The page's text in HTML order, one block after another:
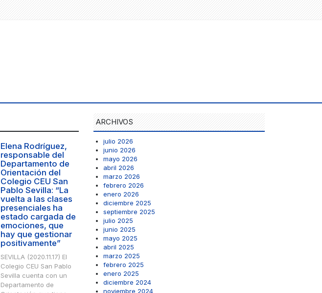
Elena Rodríguez,
responsable del
Departamento de
Orientación del
Colegio CEU San
Pablo Sevilla: “La
vuelta a las clases
presenciales ha
estado cargada de
emociones, que
hay que gestionar
positivamente”
SEVILLA (2020.11.17) El
Colegio CEU San Pablo
Sevilla cuenta con un
Departamento de
ARCHIVOS
julio 2026
junio 2026
mayo 2026
abril 2026
marzo 2026
febrero 2026
enero 2026
diciembre 2025
septiembre 2025
julio 2025
junio 2025
mayo 2025
abril 2025
marzo 2025
febrero 2025
enero 2025
diciembre 2024
noviembre 2024